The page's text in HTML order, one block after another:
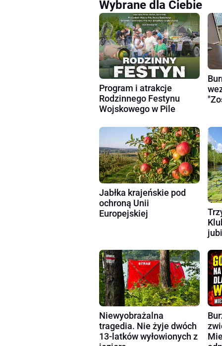
Wybrane dla Ciebie
Program i atrakcje
Rodzinnego Festynu
Wojskowego w Pile
Jabłka krajeńskie pod
ochroną Unii
Europejskiej
Niewyobrażalna
tragedia. Nie żyje dwóch
13-latków wyłowionych z